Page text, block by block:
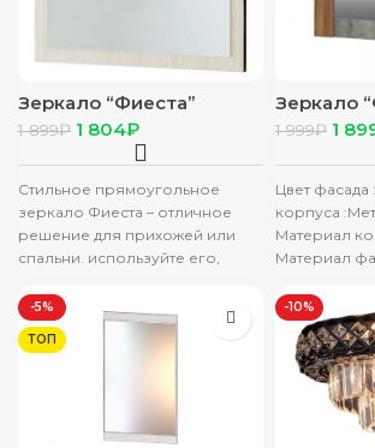
Зеркало “Фиеста”
венге/лоредо
1 899₽ 1 804₽
Стильное прямоугольное
зеркало Фиеста – отличное
решение для прихожей или
спальни. используйте его,
пространство и добавить света
в
Зеркало
крафт/
грей
1 999₽ 1
Цвет фасада
корпуса
Материал
Материал
600 Глубина,
-5%
ТОП
-10%